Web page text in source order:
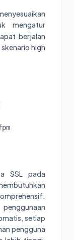
mengatur
berjalan
high
SSL pada
setiap
pengguna